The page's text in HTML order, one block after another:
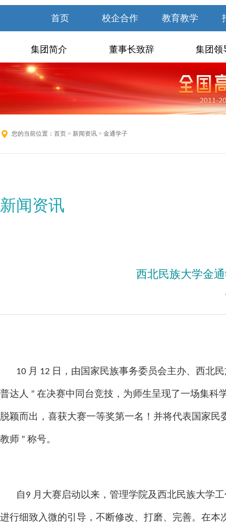
首页 校企合作 教育教学
集团简介 董事长致辞 集团领
您的当前位置： 首页 > 新闻资讯 > 金通学子
新闻资讯
西北民族大学金
10 月 12 日，由国家民族事务委员会主办、西北民
普达人 ” 在决赛中同台竞技，为师生呈现了一场集科
脱颖而出，喜获大赛一等奖第一名！并将代表国家
教师 ” 称号。
自9 月大赛启动以来，管理学院及西北民族大学工
进行细致入微的引导，不断修改、打磨、完善。在本